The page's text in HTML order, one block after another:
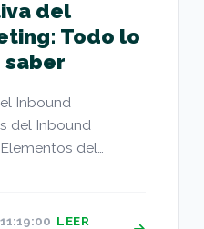
del
Todo lo
saber
Inbound
del Inbound
del
LEER